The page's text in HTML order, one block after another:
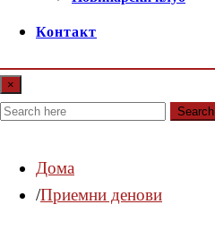
Контакт
×
Search
Дома
Приемни денови